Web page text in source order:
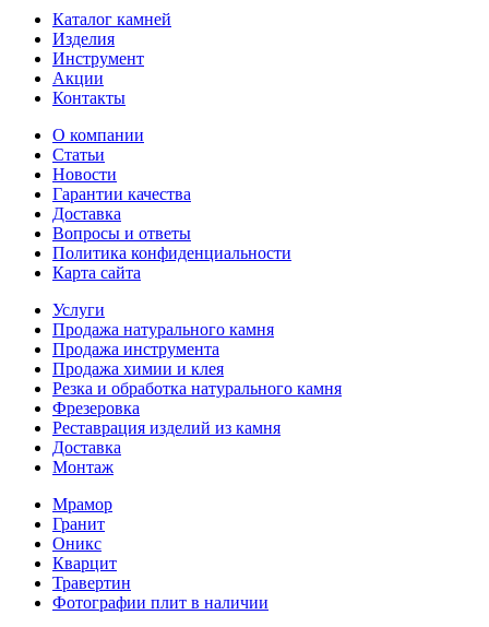
Каталог камней
Изделия
Инструмент
Акции
Контакты
О компании
Статьи
Новости
Гарантии качества
Доставка
Вопросы и ответы
Политика конфиденциальности
Карта сайта
Услуги
Продажа натурального камня
Продажа инструмента
Продажа химии и клея
Резка и обработка натурального камня
Фрезеровка
Реставрация изделий из камня
Доставка
Монтаж
Мрамор
Гранит
Оникс
Кварцит
Травертин
Фотографии плит в наличии